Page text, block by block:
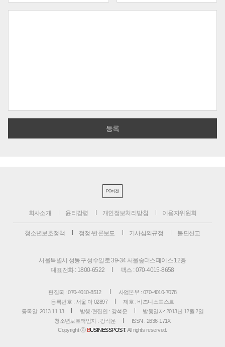
PC버전
회사소개 윤리강령 개인정보처리방침 이용자위원회
청소년보호정책 정정·반론보도 기사심의규정 불편신고
서울특별시 성동구 성수일로 39-34 서울숲더스페이스 12층
대표전화 : 1800-6522
팩스 : 070-4015-8658
편집국 : 070-4010-8512
사업본부 : 070-4010-7078
등록번호 : 서울 아 02897
제호 : 비즈니스포스트
등록일: 2013.11.13
발행·편집인 : 강석운
발행일자: 2013년 12월 2일
청소년보호책임자 : 강석운
ISSN : 2636-171X
Copyright ⓒ BUSINESSPOST. All rights reserved.